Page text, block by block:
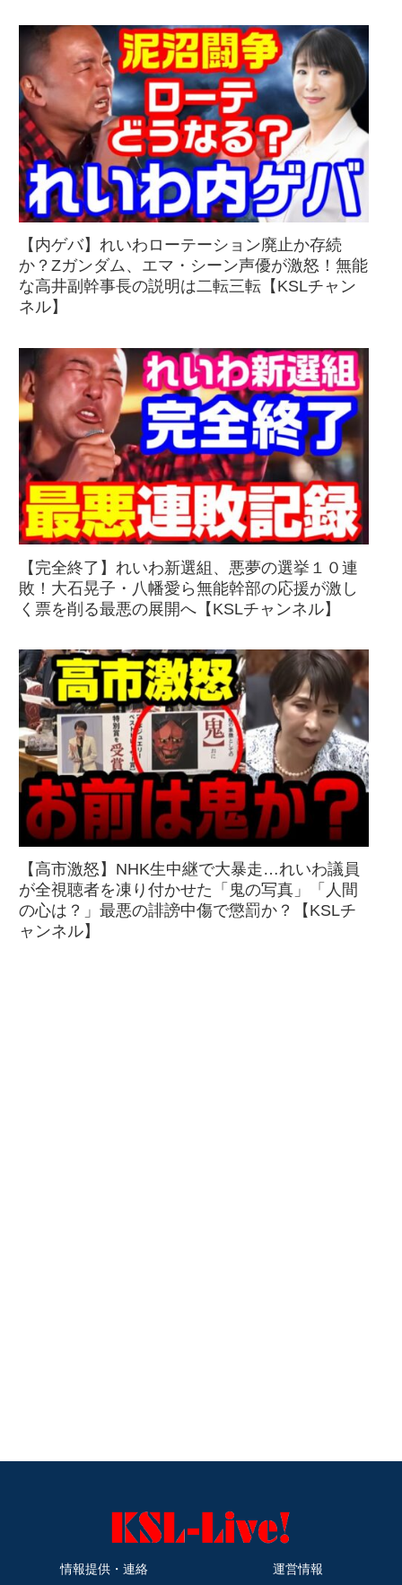
【内ゲバ】れいわローテーション廃止か存続
か？Zガンダム、エマ・シーン声優が激怒！無能
な高井副幹事長の説明は二転三転【KSLチャン
ネル】
【完全終了】れいわ新選組、悪夢の選挙１０連
敗！大石晃子・八幡愛ら無能幹部の応援が激し
く票を削る最悪の展開へ【KSLチャンネル】
【高市激怒】NHK生中継で大暴走…れいわ議員
が全視聴者を凍り付かせた「鬼の写真」「人間
の心は？」最悪の誹謗中傷で懲罰か？【KSLチ
ャンネル】
情報提供・連絡 運営情報